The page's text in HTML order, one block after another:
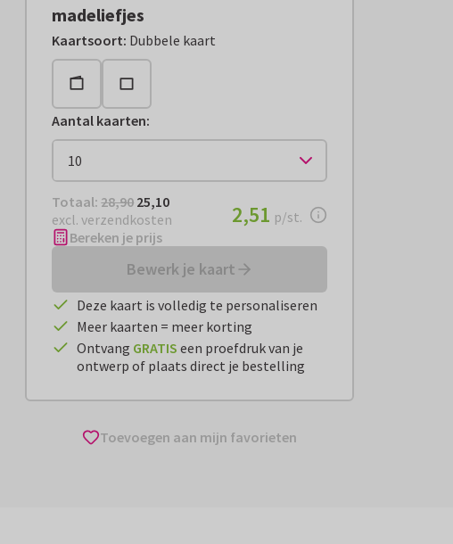
madeliefjes
Kaartsoort: Dubbele kaart
Aantal kaarten:
Totaal: € 25,10
Totaal: 28,90 25,10
excl. verzendkosten
€ 2,51 per stuk
2,51 p/st.
Bereken je prijs
Bewerk je kaart
Deze kaart is volledig te personaliseren
Meer kaarten = meer korting
Ontvang GRATIS een proefdruk van je
ontwerp of plaats direct je bestelling
Toevoegen aan mijn favorieten